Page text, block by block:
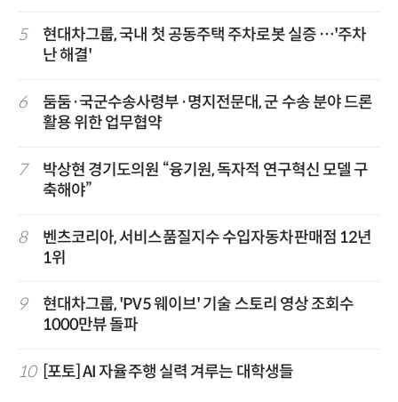
5
현대차그룹, 국내 첫 공동주택 주차로봇 실증 …'주차
난 해결'
6
둠둠·국군수송사령부·명지전문대, 군 수송 분야 드론
활용 위한 업무협약
7
박상현 경기도의원 “융기원, 독자적 연구혁신 모델 구
축해야”
8
벤츠코리아, 서비스품질지수 수입자동차판매점 12년
1위
9
현대차그룹, 'PV5 웨이브' 기술 스토리 영상 조회수
1000만뷰 돌파
10 [포토] AI 자율주행 실력 겨루는 대학생들